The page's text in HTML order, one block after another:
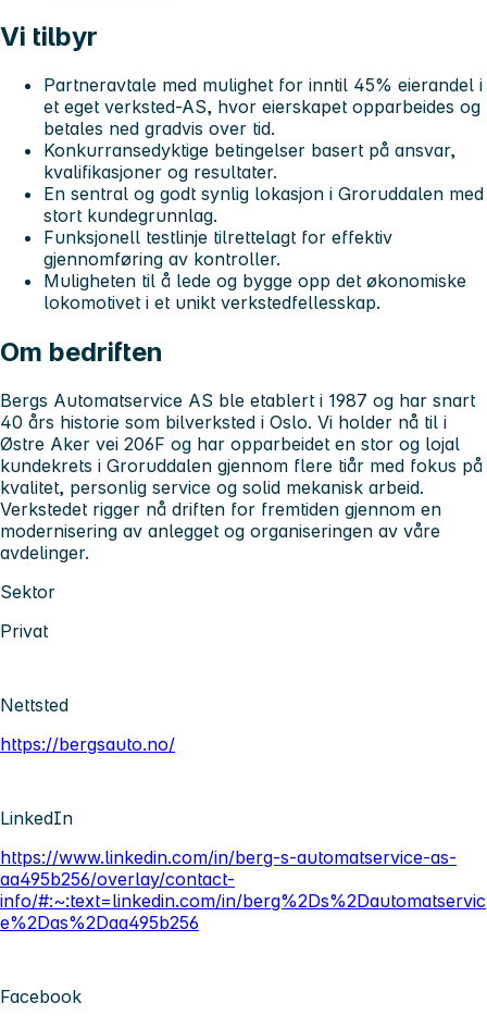
Vi tilbyr
Partneravtale med mulighet for inntil 45% eierandel i
et eget verksted-AS, hvor eierskapet opparbeides og
betales ned gradvis over tid.
Konkurransedyktige betingelser basert på ansvar,
kvalifikasjoner og resultater.
En sentral og godt synlig lokasjon i Groruddalen med
stort kundegrunnlag.
Funksjonell testlinje tilrettelagt for effektiv
gjennomføring av kontroller.
Muligheten til å lede og bygge opp det økonomiske
lokomotivet i et unikt verkstedfellesskap.
Om bedriften
Bergs Automatservice AS ble etablert i 1987 og har snart
40 års historie som bilverksted i Oslo. Vi holder nå til i
Østre Aker vei 206F og har opparbeidet en stor og lojal
kundekrets i Groruddalen gjennom flere tiår med fokus på
kvalitet, personlig service og solid mekanisk arbeid.
Verkstedet rigger nå driften for fremtiden gjennom en
modernisering av anlegget og organiseringen av våre
avdelinger.
Sektor
Privat
Nettsted
https://bergsauto.no/
LinkedIn
https://www.linkedin.com/in/berg-s-automatservice-as-
aa495b256/overlay/contact-
info/#:~:text=linkedin.com/in/berg%2Ds%2Dautomatservic
e%2Das%2Daa495b256
Facebook